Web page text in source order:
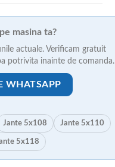
masina ta?
actuale. Verificam gratuit
potrivita inainte de comanda.
WHATSAPP
Jante 5x108 Jante 5x110
5x118